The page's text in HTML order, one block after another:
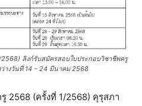
ลิงก์รับสมัครสอบใบประกอบวิชาชีพครู
างวันที่ 14 – 24 มีนาคม 2568
2568 (ครั้งที่ 1/2568) คุรุสภา